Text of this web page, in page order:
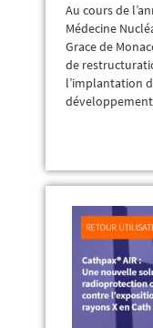
Au cours de
Médecine
Grace de
de
l’implantation